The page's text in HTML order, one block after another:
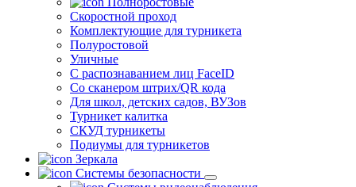
Скоростной проход
Комплектующие для турникета
Полуростовой
Уличные
С распознаванием лиц FaceID
Со сканером штрих/QR кода
Для школ, детских садов, ВУЗов
Турникет калитка
СКУД турникеты
Подиумы для турникетов
Зеркала
Системы безопасности